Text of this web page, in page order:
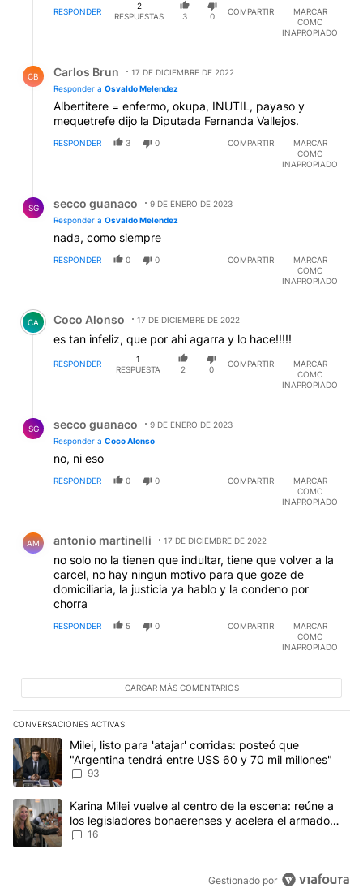
RESPONDER
2
RESPUESTAS
3 0
COMPARTIR
MARCAR
COMO
INAPROPIADO
CB Carlos Brun
17 DE DICIEMBRE DE 2022
Responder a Osvaldo Melendez
Albertitere = enfermo, okupa, INUTIL, payaso y
mequetrefe dijo la Diputada Fernanda Vallejos.
RESPONDER 3 0 COMPARTIR
MARCAR
COMO
INAPROPIADO
SG secco guanaco
9 DE ENERO DE 2023
Responder a Osvaldo Melendez
nada, como siempre
RESPONDER 0 0 COMPARTIR
MARCAR
COMO
INAPROPIADO
Comentario de Coco Alonso.
CA Coco Alonso 17 DE DICIEMBRE DE 2022
es tan infeliz, que por ahi agarra y lo hace!!!!!
RESPONDER
1
RESPUESTA
2 0
COMPARTIR
MARCAR
COMO
INAPROPIADO
SG secco guanaco
9 DE ENERO DE 2023
Responder a Coco Alonso
no, ni eso
RESPONDER 0 0 COMPARTIR
MARCAR
COMO
INAPROPIADO
AM antonio martinelli 17 DE DICIEMBRE DE 2022
no solo no la tienen que indultar, tiene que volver a la
carcel, no hay ningun motivo para que goze de
domiciliaria, la justicia ya hablo y la condeno por
chorra
RESPONDER 5 0 COMPARTIR
MARCAR
COMO
INAPROPIADO
CARGAR MÁS COMENTARIOS
CONVERSACIONES ACTIVAS
Este listado muestra los artículos con más comentarios en los
Un artículo de tendencia con el título "Milei, listo para 'atajar'
Milei, listo para 'atajar' corridas: posteó que
"Argentina tendrá entre US$ 60 y 70 mil millones"
93
Un artículo de tendencia con el título "Karina Milei vuelve al
Karina Milei vuelve al centro de la escena: reúne a
los legisladores bonaerenses y acelera el armado
para 2027
16
Gestionado por